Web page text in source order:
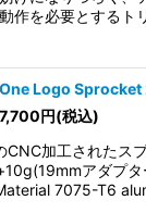
作を必要とするト
Logo Sprocket
円(税込)
加工されたス
アダプ
7075-T6